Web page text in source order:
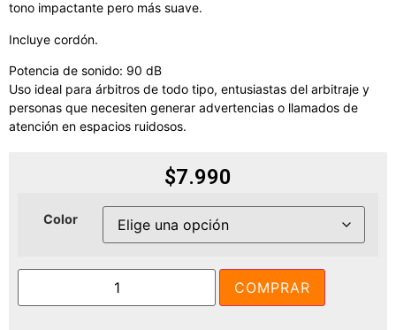
tono impactante pero más suave.
Incluye cordón.
Potencia de sonido: 90 dB
Uso ideal para árbitros de todo tipo, entusiastas del arbitraje y
personas que necesiten generar advertencias o llamados de
atención en espacios ruidosos.
$7.990
Color
COMPRAR